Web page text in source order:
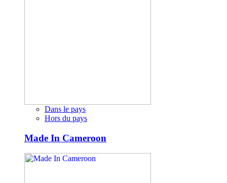
Dans le pays
Hors du pays
Made In Cameroon